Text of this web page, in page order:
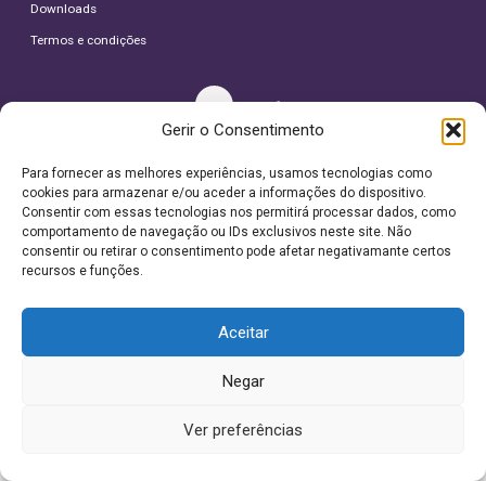
Este site utiliza cookies. Ao navegar no site
estará a consentir a sua utilização.
Aceitar
Gerir o Consentimento
Para fornecer as melhores experiências, usamos tecnologias como
cookies para armazenar e/ou aceder a informações do dispositivo.
Consentir com essas tecnologias nos permitirá processar dados, como
comportamento de navegação ou IDs exclusivos neste site. Não
consentir ou retirar o consentimento pode afetar negativamante certos
recursos e funções.
Aceitar
Negar
Ver preferências
Downloads
Termos e condições
© 2026 Depilemotion
Todos os direitos reservados.